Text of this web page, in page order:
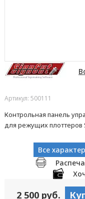
Артикул: 500111
Контрольная панель
для режущих плоттеров
Все
2 500 руб.